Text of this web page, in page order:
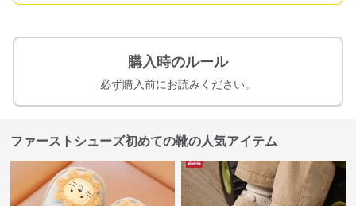
購入時のルール
必ず購入前にお読みください。
ファーストシューズ初めての靴の人気アイテム